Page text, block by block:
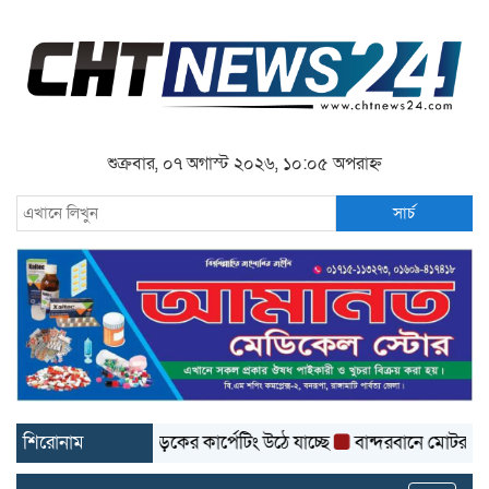
শুক্রবার, ০৭ অগাস্ট ২০২৬, ১০:০৫ অপরাহ্ন
সার্চ
শিরোনাম
৩ কোটি টাকার সড়কের কার্পেটিং উঠে যাচ্ছে বান্দরবানে মোটরসাইকেল